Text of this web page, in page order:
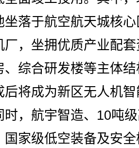
坐落于航空航天城核
厂，坐拥优质产业配
、综合研发楼等主体
后将成为新区无人机
时，航宇智造、10吨
国家级低空装备及安